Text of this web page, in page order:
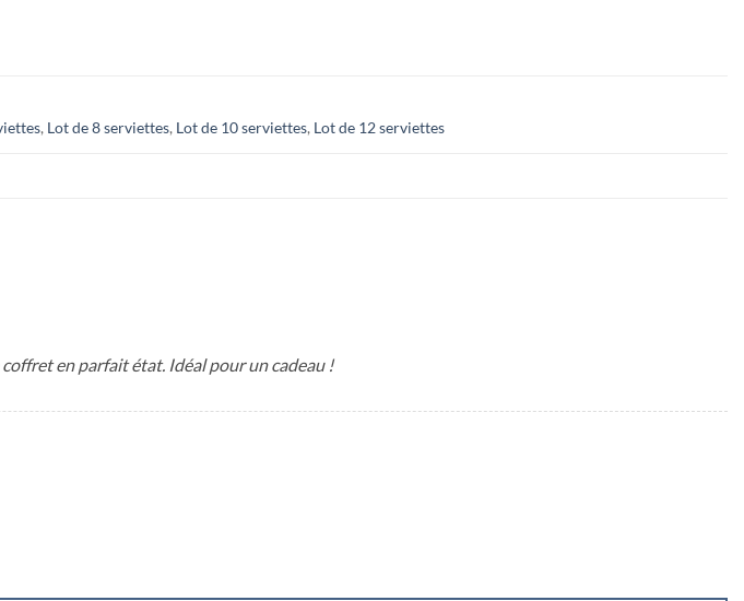
, Lot de 8 serviettes, Lot de 10 serviettes, Lot de 12 serviettes
en parfait état. Idéal pour un cadeau !